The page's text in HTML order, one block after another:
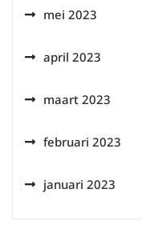
mei 2023
april 2023
maart 2023
februari 2023
januari 2023